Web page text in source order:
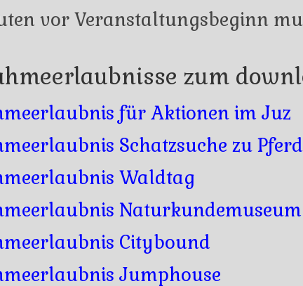
vor Veranstaltungsbeginn
zum
für Aktionen im Juz
Schatzsuche zu Pferd
Waldtag
Naturkundemuseum
Citybound
Jumphouse